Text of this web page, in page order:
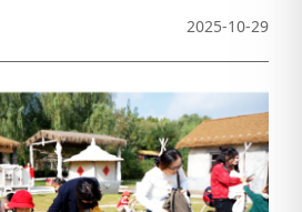
记葛春松、龙冈桃花源景区负责人孙荣
文旅集团董事长张忠琴对本次合作表示
旅发展注入新动能，同时集团也将会整
极提供政策支持与配套
2025-10-29